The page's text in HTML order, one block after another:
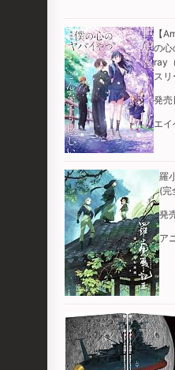
【
の
ray
ス
発
エ
羅
(完
発
ア